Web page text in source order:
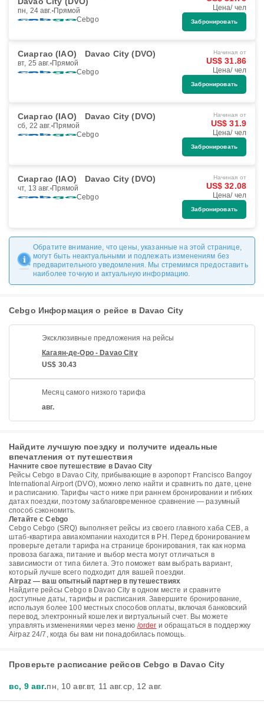
пн, 24 авг. Прямой
Cebgo
Цена/ чел
Забронировать
Сиаргао (IAO) Davao City (DVO)
вт, 25 авг. Прямой
Cebgo
Начиная от
US$ 31.86
Цена/ чел
Забронировать
Сиаргао (IAO) Davao City (DVO)
сб, 22 авг. Прямой
Cebgo
Начиная от
US$ 31.9
Цена/ чел
Забронировать
Сиаргао (IAO) Davao City (DVO)
чт, 13 авг. Прямой
Cebgo
Начиная от
US$ 32.08
Цена/ чел
Забронировать
Обратите внимание, что цены, указанные на этой странице,
могут быть неактуальными и подлежать изменениям без
предварительного уведомления. Мы стремимся предоставить
наиболее точную и актуальную информацию.
Cebgo Информация о рейсе в Davao City
Эксклюзивные предложения на рейсы
Кагаян-де-Оро - Davao City
US$ 30.43
Месяц самого низкого тарифа
авг.
Найдите лучшую поездку и получите идеальные
впечатления от путешествия
Начните свое путешествие в Davao City
Рейсы Cebgo в Davao City, прибывающие в аэропорт Francisco Bangoy
International Airport (DVO), можно легко найти и сравнить по дате, цене
и расписанию. Тарифы часто ниже при раннем бронировании и гибких
датах поездки, поэтому заблаговременное сравнение — разумный
способ сэкономить.
Летайте с Cebgo
Cebgo Cebgo (SRQ) выполняет рейсы из своего главного хаба CEB, а
штаб-квартира авиакомпании находится в PH. Перед бронированием
проверьте детали тарифа на странице бронирования, так как норма
провоза багажа, питание и выбор места могут отличаться в
зависимости от типа билета. Это поможет вам выбрать вариант,
который лучше всего подходит для вашей поездки.
Airpaz — ваш опытный партнер в путешествиях
Найдите рейсы Cebgo в Davao City в одном месте и сравните
доступные даты, тарифы и расписания. Завершите бронирование,
используя более 100 местных способов оплаты, включая банковский
перевод, электронный кошелек и виртуальный счет. Вы можете
управлять изменениями через меню /order и обращаться в поддержку
Airpaz 24/7, когда бы вам ни понадобилась помощь.
Проверьте расписание рейсов Cebgo в Davao City
вс, 9 авг.пн, 10 авг.вт, 11 авг.ср, 12 авг.